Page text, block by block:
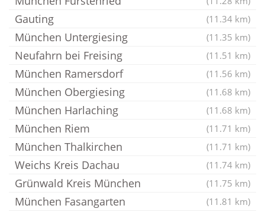
Gauting (11.34 km)
München Untergiesing (11.35 km)
Neufahrn bei Freising (11.51 km)
München Ramersdorf (11.56 km)
München Obergiesing (11.68 km)
München Harlaching (11.68 km)
München Riem (11.71 km)
München Thalkirchen (11.71 km)
Weichs Kreis Dachau (11.74 km)
Grünwald Kreis München (11.75 km)
München Fasangarten (11.81 km)